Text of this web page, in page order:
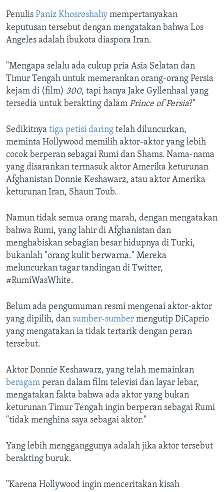
Penulis Paniz Khosroshahy mempertanyakan
keputusan tersebut dengan mengatakan bahwa Los
Angeles adalah ibukota diaspora Iran.
​"Mengapa selalu ada cukup pria Asia Selatan dan
Timur Tengah untuk memerankan orang-orang Persia
kejam di (film) 300, tapi hanya Jake Gyllenhaal yang
tersedia untuk berakting dalam Prince of Persia?"
Sedikitnya tiga petisi daring telah diluncurkan,
meminta Hollywood memilih aktor-aktor yang lebih
cocok berperan sebagai Rumi dan Shams. Nama-nama
yang disarankan termasuk aktor Amerika keturunan
Afghanistan Donnie Keshawarz, atau aktor Amerika
keturunan Iran, Shaun Toub.
Namun tidak semua orang marah, dengan mengatakan
bahwa Rumi, yang lahir di Afghanistan dan
menghabiskan sebagian besar hidupnya di Turki,
bukanlah "orang kulit berwarna." Mereka
meluncurkan tagar tandingan di Twitter,
#RumiWasWhite.
Belum ada pengumuman resmi mengenai aktor-aktor
yang dipilih, dan ​ sumber-sumber mengutip DiCaprio
yang mengatakan ia tidak tertarik dengan peran
tersebut.
Aktor Donnie Keshawarz, yang telah memainkan
beragam peran dalam film televisi dan layar lebar,
mengatakan fakta bahwa ada aktor yang bukan
keturunan Timur Tengah ingin berperan sebagai Rumi
"tidak menghina saya sebagai aktor."
Yang lebih mengganggunya adalah jika aktor tersebut
berakting buruk.
"Karena Hollywood ingin menceritakan kisah